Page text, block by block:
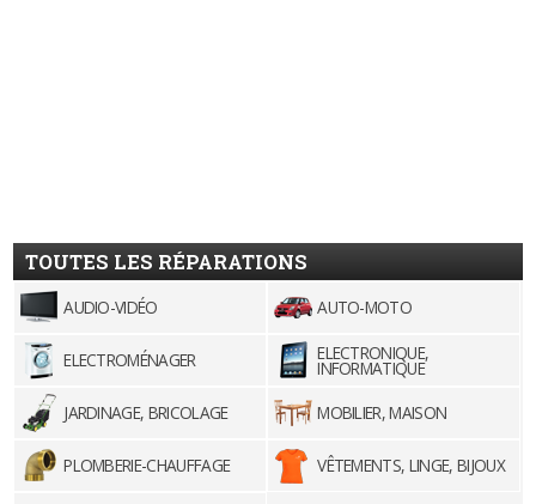
TOUTES LES RÉPARATIONS
AUDIO-VIDÉO AUTO-MOTO
ELECTROMÉNAGER ELECTRONIQUE,
INFORMATIQUE
JARDINAGE, BRICOLAGE
MOBILIER, MAISON
PLOMBERIE-CHAUFFAGE VÊTEMENTS, LINGE, BIJOUX